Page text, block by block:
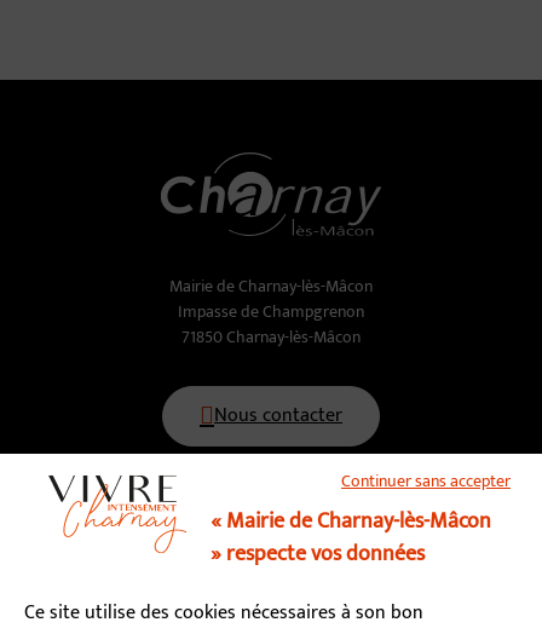
Mairie de Charnay-lès-Mâcon
Impasse de Champgrenon
71850 Charnay-lès-Mâcon
Nous contacter
03 85 34 15 70
Lundi, mardi, mercredi, vendredi : 9h - 12h / 13h - 17h
Continuer sans accepter
« Mairie de Charnay-lès-Mâcon
» respecte vos données
Ce site utilise des cookies nécessaires à son bon